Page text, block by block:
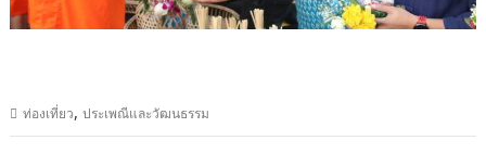
ท่องเที่ยว,ประเพณีและวัฒนธรรม